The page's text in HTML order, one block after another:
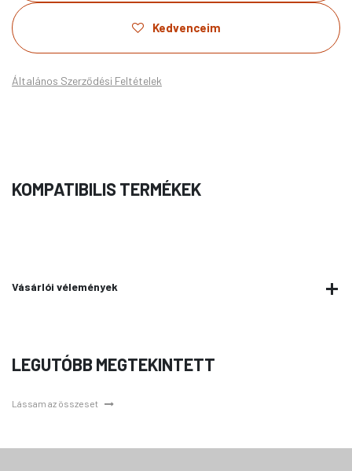
Kedvenceim
Általános Szerződési Feltételek
KOMPATIBILIS TERMÉKEK
Vásárlói vélemények
LEGUTÓBB MEGTEKINTETT
Lássam az összeset